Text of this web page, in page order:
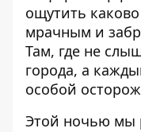
ощутить
мрачным и
Там, где не
города, а
особой
Этой ночью мы